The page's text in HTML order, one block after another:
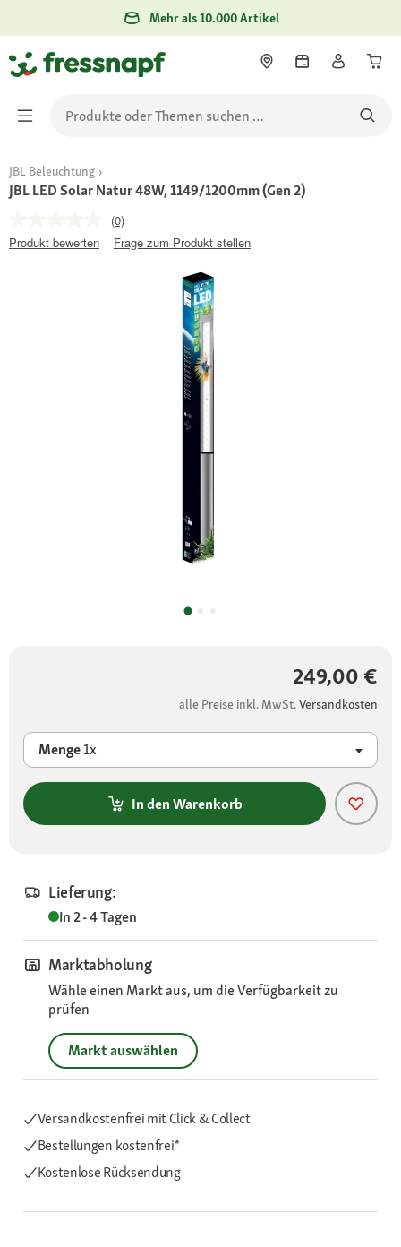
Mehr als 10.000 Artikel
JBL Beleuchtung
JBL LED Solar Natur 48W, 1149/1200mm (Gen 2)
(0)
Produkt bewerten
Frage zum Produkt stellen
249,00 €
alle Preise inkl. MwSt.Versandkosten
Menge1x
In den Warenkorb
Lieferung:
In 2 - 4 Tagen
Marktabholung
Wähle einen Markt aus, um die Verfügbarkeit zu
prüfen
Markt auswählen
Versandkostenfrei mit Click & Collect
Bestellungen kostenfrei*
Kostenlose Rücksendung